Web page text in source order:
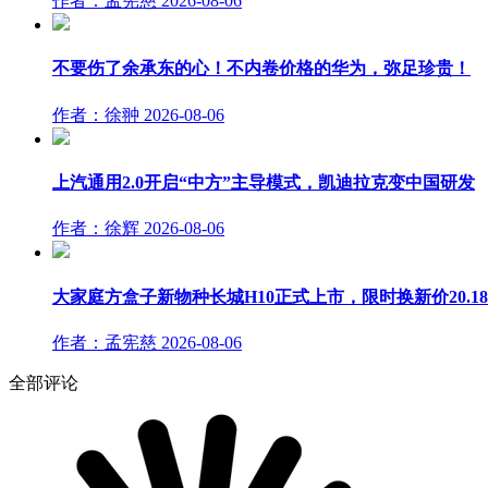
不要伤了余承东的心！不内卷价格的华为，弥足珍贵！
作者：徐翀 2026-08-06
上汽通用2.0开启“中方”主导模式，凯迪拉克变中国研发
作者：徐辉 2026-08-06
大家庭方盒子新物种长城H10正式上市，限时换新价
作者：孟宪慈 2026-08-06
全部评论